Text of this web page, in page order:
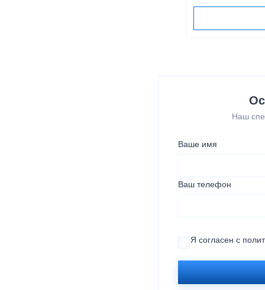
Наш
Ваше имя
Ваш телефон
Я согласен с